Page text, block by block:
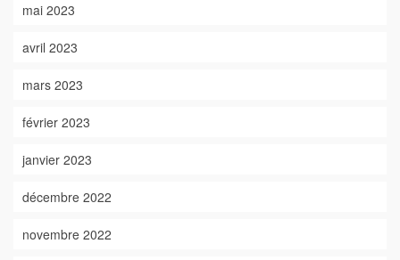
mai 2023
avril 2023
mars 2023
février 2023
janvier 2023
décembre 2022
novembre 2022